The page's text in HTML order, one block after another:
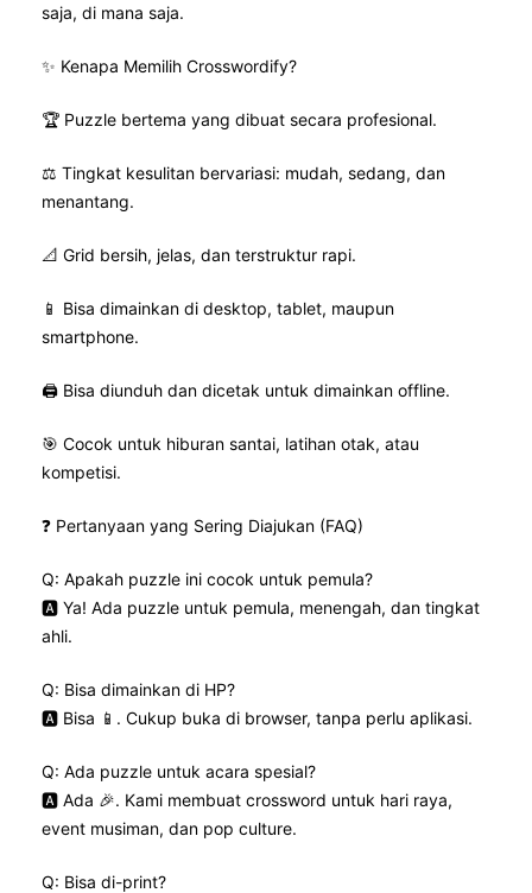
saja, di mana saja.
✨ Kenapa Memilih Crosswordify?
🏆 Puzzle bertema yang dibuat secara profesional.
⚖️ Tingkat kesulitan bervariasi: mudah, sedang, dan
menantang.
📐 Grid bersih, jelas, dan terstruktur rapi.
📱 Bisa dimainkan di desktop, tablet, maupun
smartphone.
🖨️ Bisa diunduh dan dicetak untuk dimainkan offline.
🎯 Cocok untuk hiburan santai, latihan otak, atau
kompetisi.
❓ Pertanyaan yang Sering Diajukan (FAQ)
Q: Apakah puzzle ini cocok untuk pemula?
🅰️ Ya! Ada puzzle untuk pemula, menengah, dan tingkat
ahli.
Q: Bisa dimainkan di HP?
🅰️ Bisa 📱. Cukup buka di browser, tanpa perlu aplikasi.
Q: Ada puzzle untuk acara spesial?
🅰️ Ada 🎉. Kami membuat crossword untuk hari raya,
event musiman, dan pop culture.
Q: Bisa di-print?